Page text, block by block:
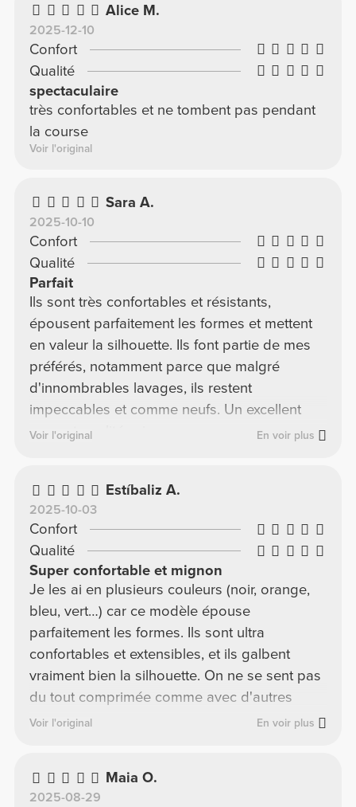
elles sont encore comme neuves. Il y a peut-
être quelques petites marques sur les
hanches, mais c'est simplement le frottement
du tissu sous le survêtement. Bref, elles sont
vraiment top !
Alice M.
2025-12-10
Confort
Qualité
spectaculaire
très confortables et ne tombent pas pendant
la course
Voir l'original
Sara A.
2025-10-10
Confort
Qualité
Parfait
Ils sont très confortables et résistants,
épousent parfaitement les formes et mettent
en valeur la silhouette. Ils font partie de mes
préférés, notamment parce que malgré
d'innombrables lavages, ils restent
impeccables et comme neufs. Un excellent
rapport qualité-prix.
Voir l'original En voir plus
Estíbaliz A.
2025-10-03
Confort
Qualité
Super confortable et mignon
Je les ai en plusieurs couleurs (noir, orange,
bleu, vert…) car ce modèle épouse
parfaitement les formes. Ils sont ultra
confortables et extensibles, et ils galbent
vraiment bien la silhouette. On ne se sent pas
du tout comprimée comme avec d'autres
marques.
Voir l'original En voir plus
Maia O.
2025-08-29